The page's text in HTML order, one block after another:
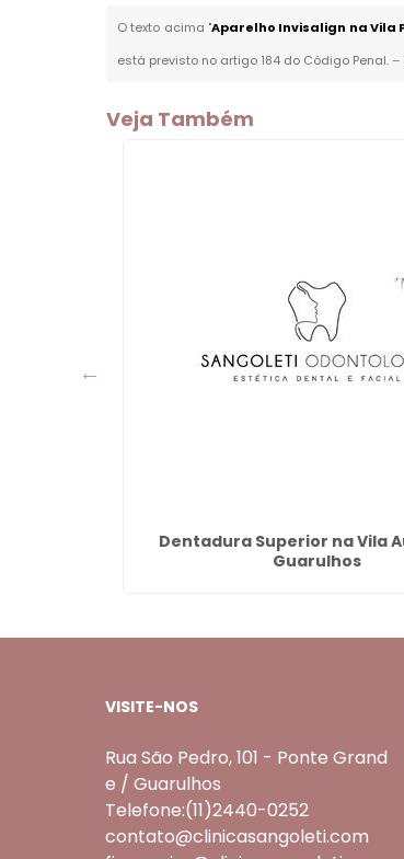
O texto acima "Aparelho Invisalign na Vila
está previsto no artigo 184 do Código Penal. –
Veja Também
Dentadura Superior na Vila
Guarulhos
VISITE-NOS
Rua São Pedro, 101 - Ponte Grand
e / Guarulhos
Telefone:(11)2440-0252
contato@clinicasangoleti.com